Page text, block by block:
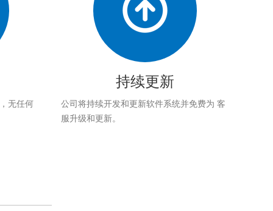
无任何
持续更新
公司将持续开发和更新软件系统并免费为 客
服升级和更新。